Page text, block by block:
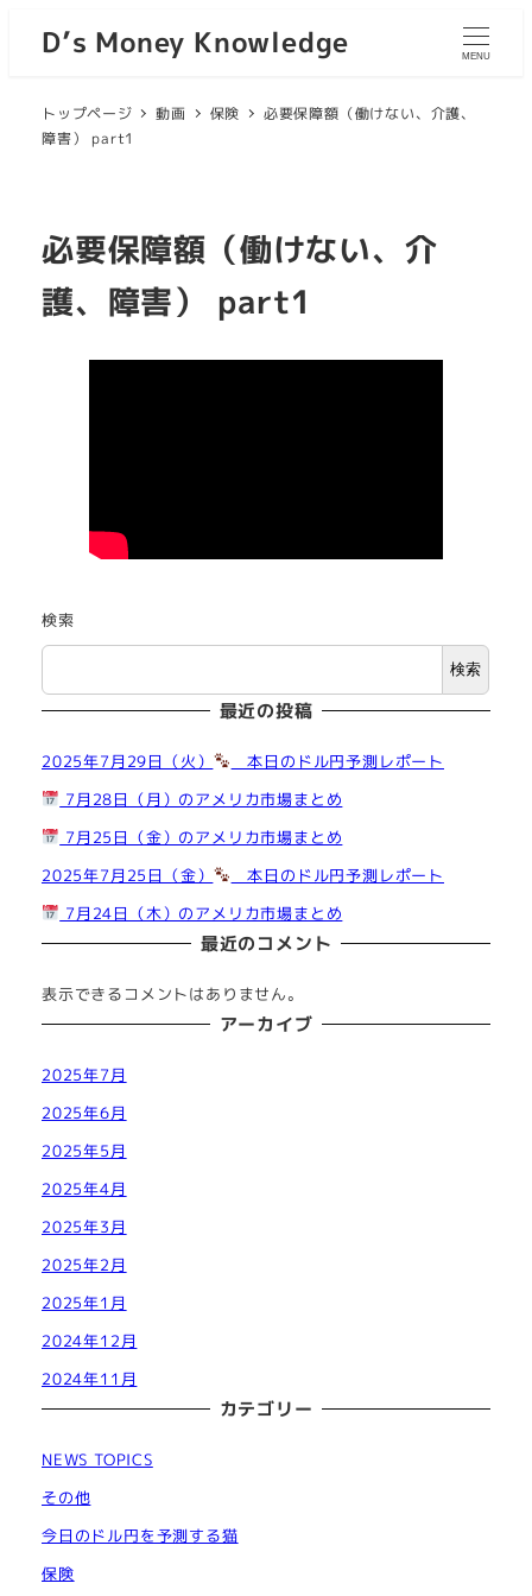
D’s Money Knowledge MENU
トップページ 動画 保険
必要保障額（働けない、介護、
障害） part1
必要保障額（働けない、介
護、障害） part1
検索
検索
最近の投稿
2025年7月29日（火）
本日のドル円予測レポート
7月28日（月）のアメリカ市場まとめ
7月25日（金）のアメリカ市場まとめ
2025年7月25日（金）
本日のドル円予測レポート
7月24日（木）のアメリカ市場まとめ
最近のコメント
表示できるコメントはありません。
アーカイブ
2025年7月
2025年6月
2025年5月
2025年4月
2025年3月
2025年2月
2025年1月
2024年12月
2024年11月
カテゴリー
NEWS TOPICS
その他
今日のドル円を予測する猫
保険